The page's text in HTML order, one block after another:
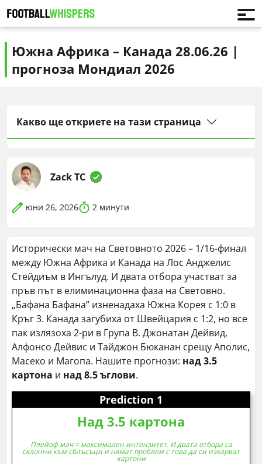
Южна Африка – Канада 28.06.26 |
прогноза Мондиал 2026
Какво ще откриете на тази страница
Zack TC
юни 26, 2026 2 минути
Исторически мач на Световното 2026 – 1/16-финал
между Южна Африка и Канада на Лос Анджелис
Стейдиъм в Ингълуд. И двата отбора участват за
пръв път в елиминационна фаза на Световно.
„Бафана Бафана” изненадаха Южна Корея с 1:0 в
Кръг 3. Канада загубиха от Швейцария с 1:2, но все
пак излязоха 2-ри в Група B. Джонатан Дейвид,
Алфонсо Дейвис и Тайджон Бюканан срещу Аполис,
Масеко и Магопа. Нашите прогнози: над 3.5
картона и над 8.5 ъглови.
Prediction 1
Над 3.5 картона
Плейоф мач = максимален интензитет. И двата отбора са
склонни към сблъсъци и нямат проблем с това да си изкарват
картони